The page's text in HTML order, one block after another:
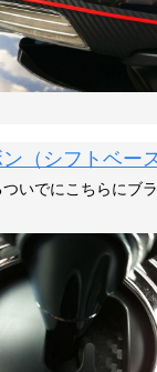
ン（シフトベー
いでにこちらにブ